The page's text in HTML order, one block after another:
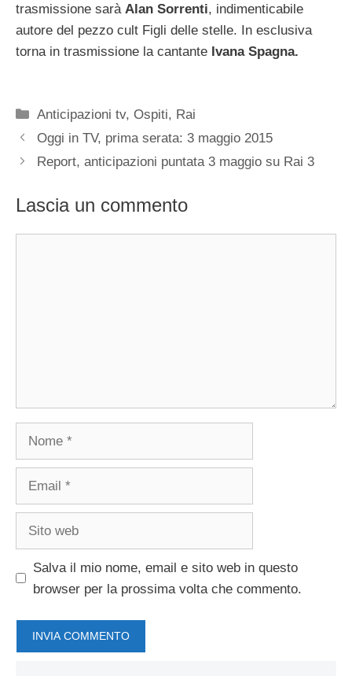
trasmissione sarà Alan Sorrenti, indimenticabile
autore del pezzo cult Figli delle stelle. In esclusiva
torna in trasmissione la cantante Ivana Spagna.
Categorie
Anticipazioni tv,Ospiti, Rai
Oggi in TV, prima serata: 3 maggio 2015
Report, anticipazioni puntata 3 maggio su Rai 3
Lascia un commento
Salva il mio nome, email e sito web in questo
browser per la prossima volta che commento.